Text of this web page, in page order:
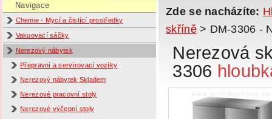
Navigace
Chemie - Mycí a čistící prostředky
Vakuovací sáčky
Nerezový nábytek
Přepravní a servírovací vozíky
Nerezový nábytek Skladem
Nerezové pracovní stoly
Nerezové výčepní stoly
Zde se nacházíte:
skříně> DM-3306 -
Nerezová
3306